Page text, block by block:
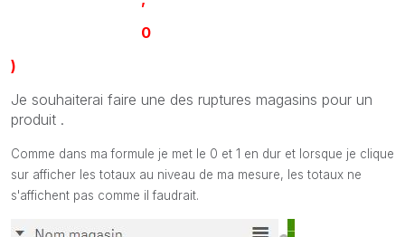
0
)
Je souhaiterai faire une des ruptures magasins pour un
produit .
Comme dans ma formule je met le 0 et 1 en dur et lorsque je clique
sur afficher les totaux au niveau de ma mesure, les totaux ne
s'affichent pas comme il faudrait.